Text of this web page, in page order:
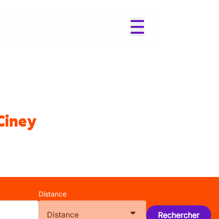
Distance
Distance Rechercher